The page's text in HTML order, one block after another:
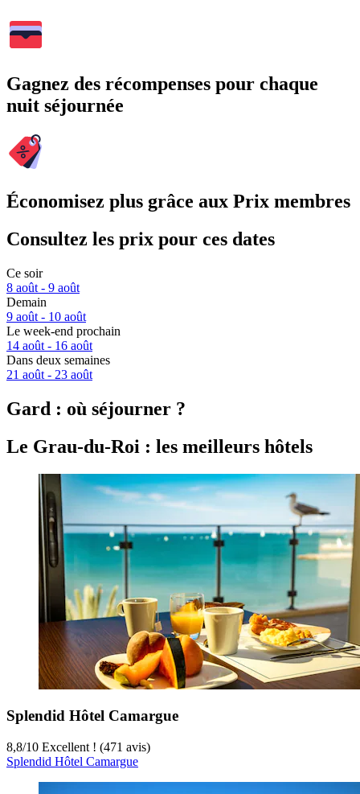
Gagnez des récompenses pour chaque
nuit séjournée
Économisez plus grâce aux Prix membres
Consultez les prix pour ces dates
Ce soir
8 août - 9 août
Demain
9 août - 10 août
Le week-end prochain
14 août - 16 août
Dans deux semaines
21 août - 23 août
Gard : où séjourner ?
Le Grau-du-Roi : les meilleurs hôtels
Splendid Hôtel Camargue
8,8/10 Excellent ! (471 avis)
Splendid Hôtel Camargue